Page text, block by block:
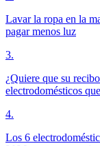
Lavar la ropa en la
pagar menos luz
3.
¿Quiere que su
electrodomésticos
4.
Los 6